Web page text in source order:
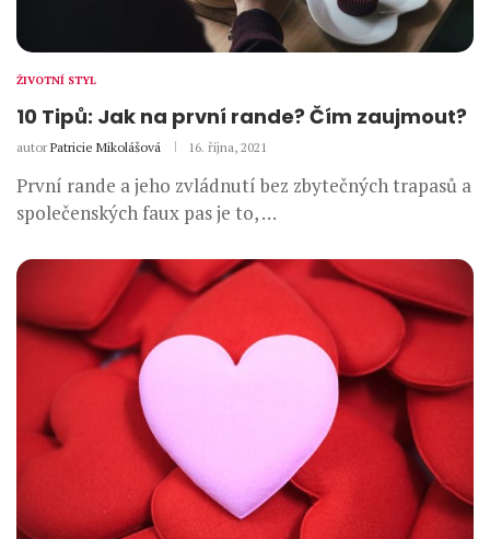
ŽIVOTNÍ STYL
10 Tipů: Jak na první rande? Čím zaujmout?
autor Patricie Mikolášová 16. října, 2021
První rande a jeho zvládnutí bez zbytečných trapasů a
společenských faux pas je to, …